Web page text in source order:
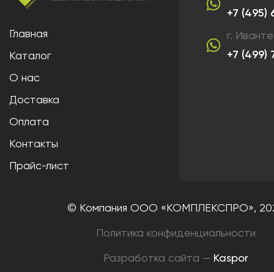
Главная
Каталог
О нас
Доставка
Оплата
Контакты
Прайс-лист
+7 (495)
г.
+7 (499)
© Компания ООО «КОМПЛЕКСПРО»,
Политика конфиденциальности
Разработка сайта — Kaspor